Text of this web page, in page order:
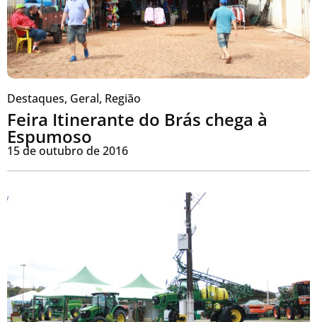
Destaques, Geral, Região
Feira Itinerante do Brás chega à
Espumoso
15 de outubro de 2016